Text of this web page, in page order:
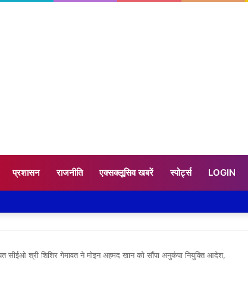
प्रशासन राजनीति एक्सक्लूसिव खबरें स्पोर्ट्स LOGIN
सीईओ श्री शिशिर गेमावत ने मोइन अहमद खान को सौंपा अनुकंपा नियुक्ति आदेश,